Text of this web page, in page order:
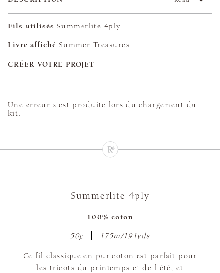
Fils utilisés Summerlite 4ply
Livre affiché Summer Treasures
CRÉER VOTRE PROJET
Une erreur s'est produite lors du chargement du
kit.
Summerlite 4ply
100% coton
50g 175m/191yds
Ce fil classique en pur coton est parfait pour
les tricots du printemps et de l'été, et